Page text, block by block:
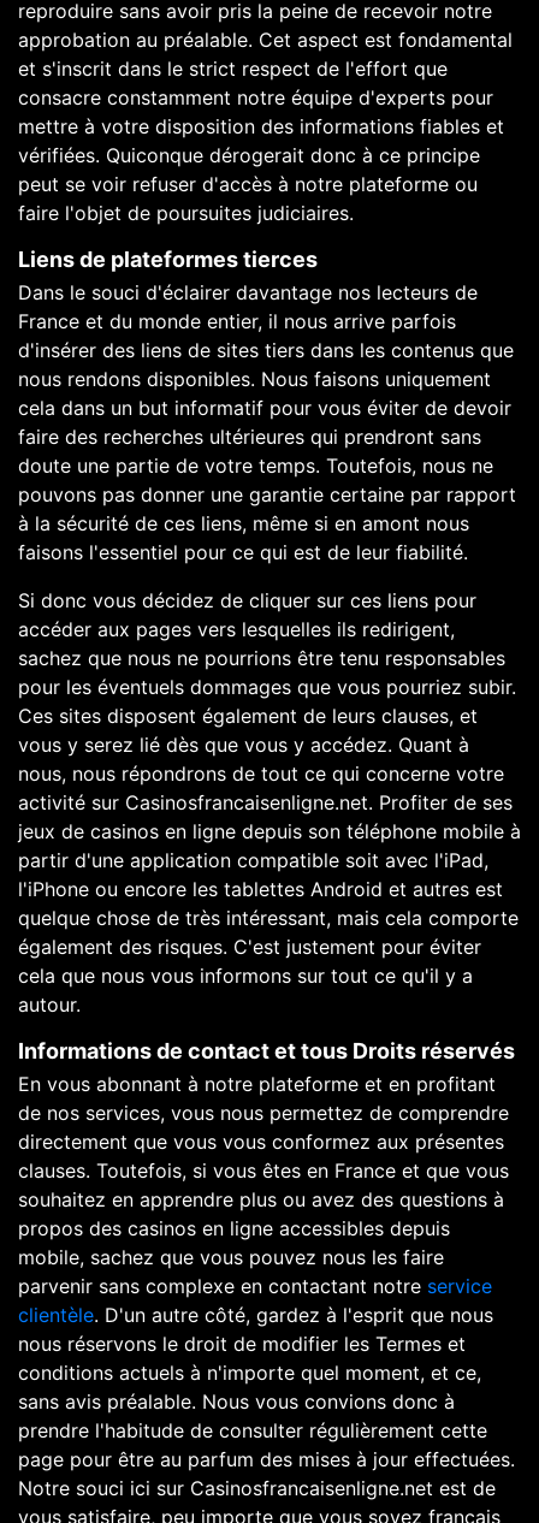
reproduire sans avoir pris la peine de recevoir notre
approbation au préalable. Cet aspect est fondamental
et s'inscrit dans le strict respect de l'effort que
consacre constamment notre équipe d'experts pour
mettre à votre disposition des informations fiables et
vérifiées. Quiconque dérogerait donc à ce principe
peut se voir refuser d'accès à notre plateforme ou
faire l'objet de poursuites judiciaires.
Liens de plateformes tierces
Dans le souci d'éclairer davantage nos lecteurs de
France et du monde entier, il nous arrive parfois
d'insérer des liens de sites tiers dans les contenus que
nous rendons disponibles. Nous faisons uniquement
cela dans un but informatif pour vous éviter de devoir
faire des recherches ultérieures qui prendront sans
doute une partie de votre temps. Toutefois, nous ne
pouvons pas donner une garantie certaine par rapport
à la sécurité de ces liens, même si en amont nous
faisons l'essentiel pour ce qui est de leur fiabilité.
Si donc vous décidez de cliquer sur ces liens pour
accéder aux pages vers lesquelles ils redirigent,
sachez que nous ne pourrions être tenu responsables
pour les éventuels dommages que vous pourriez subir.
Ces sites disposent également de leurs clauses, et
vous y serez lié dès que vous y accédez. Quant à
nous, nous répondrons de tout ce qui concerne votre
activité sur Casinosfrancaisenligne.net. Profiter de ses
jeux de casinos en ligne depuis son téléphone mobile à
partir d'une application compatible soit avec l'iPad,
l'iPhone ou encore les tablettes Android et autres est
quelque chose de très intéressant, mais cela comporte
également des risques. C'est justement pour éviter
cela que nous vous informons sur tout ce qu'il y a
autour.
Informations de contact et tous Droits réservés
En vous abonnant à notre plateforme et en profitant
de nos services, vous nous permettez de comprendre
directement que vous vous conformez aux présentes
clauses. Toutefois, si vous êtes en France et que vous
souhaitez en apprendre plus ou avez des questions à
propos des casinos en ligne accessibles depuis
mobile, sachez que vous pouvez nous les faire
parvenir sans complexe en contactant notre service
clientèle. D'un autre côté, gardez à l'esprit que nous
nous réservons le droit de modifier les Termes et
conditions actuels à n'importe quel moment, et ce,
sans avis préalable. Nous vous convions donc à
prendre l'habitude de consulter régulièrement cette
page pour être au parfum des mises à jour effectuées.
Notre souci ici sur Casinosfrancaisenligne.net est de
vous satisfaire, peu importe que vous soyez français